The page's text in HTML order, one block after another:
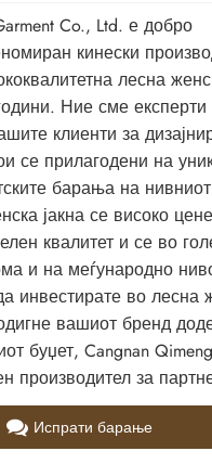
Co., Ltd. е добро
кинески
лесна
Ние сме
клиенти за
се прилагодени на
барања на
јакна се високо
квалитет и се во
и на меѓународно
инвестирате во лесна
вашиот бренд
буџет, Cangnan
производител за
Испрати барање